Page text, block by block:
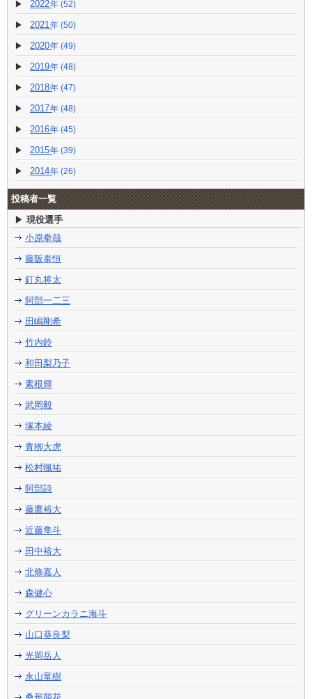
2022 (52)
2021 (50)
2020 (49)
2019 (48)
2018 (47)
2017 (48)
2016 (45)
2015 (39)
2014 (26)
投稿者一覧
現役選手
小原拳哉
藤阪泰恒
釘丸将太
阿部一二三
田嶋剛希
竹内鈴
和田梨乃子
素根輝
武岡毅
塚本綾
青栁大虎
松村颯祐
阿部詩
藤鷹裕大
近藤隼斗
田中裕大
北條嘉人
森健心
グリーンカラニ海斗
山口葵良梨
光岡岳人
永山竜樹